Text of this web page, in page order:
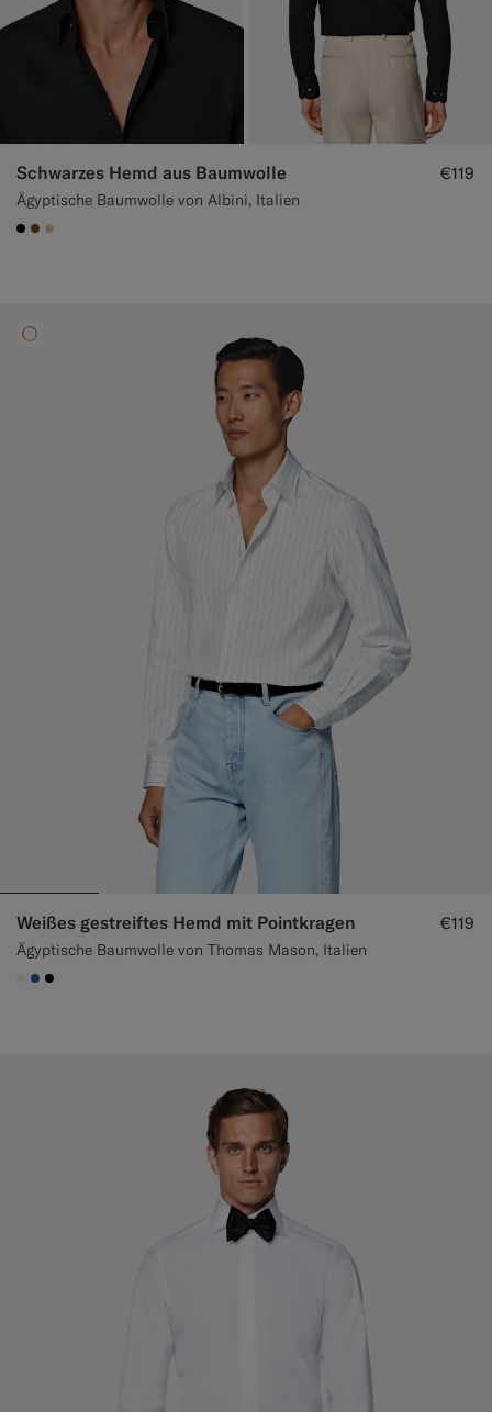
Schwarzes Hemd aus Baumwolle
Ägyptische Baumwolle von Albini, Italien
€119
#000000
#76471B
#E4C4A9
Weißes gestreiftes Hemd mit Pointkragen
Ägyptische Baumwolle von Thomas Mason, Italien
€119
#F1EFE8
#2E59AE
#000000